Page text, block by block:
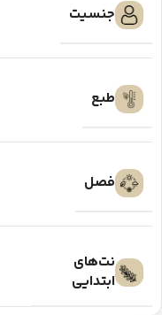
جنسیت
طبع
فصل
نت‌های
ابتدایی